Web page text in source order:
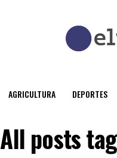
AGRICULTURA DEPORTES
All posts